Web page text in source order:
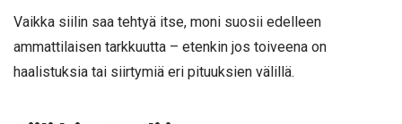
Vaikka siilin saa tehtyä itse, moni suosii edelleen
ammattilaisen tarkkuutta – etenkin jos toiveena on
haalistuksia tai siirtymiä eri pituuksien välillä.